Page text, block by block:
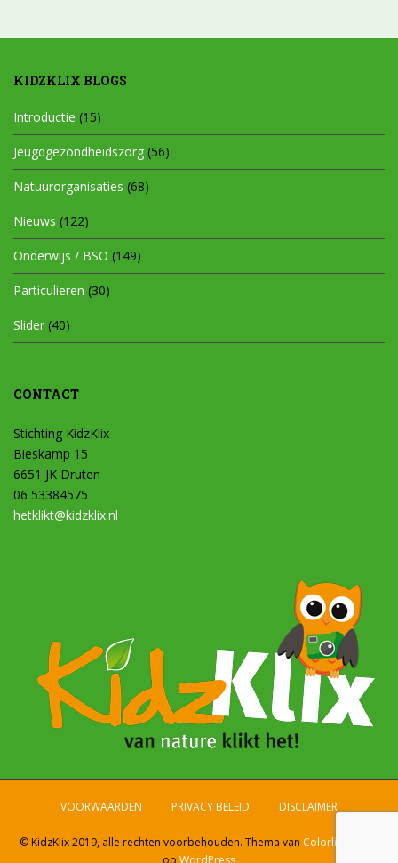
KIDZKLIX BLOGS
Introductie (15)
Jeugdgezondheidszorg (56)
Natuurorganisaties (68)
Nieuws (122)
Onderwijs / BSO (149)
Particulieren (30)
Slider (40)
CONTACT
Stichting KidzKlix
Bieskamp 15
6651 JK Druten
06 53384575
hetklikt@kidzklix.nl
VOORWAARDEN PRIVACY BELEID DISCLAIMER
© KidzKlix 2019, alle rechten voorbehouden. Thema van Colorlib
op WordPress